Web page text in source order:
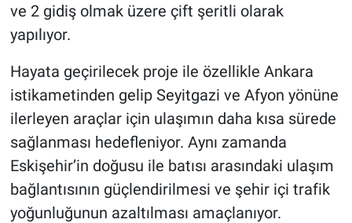
ve 2 gidiş olmak üzere çift şeritli olarak
yapılıyor.
Hayata geçirilecek proje ile özellikle Ankara
istikametinden gelip Seyitgazi ve Afyon yönüne
ilerleyen araçlar için ulaşımın daha kısa sürede
sağlanması hedefleniyor. Aynı zamanda
Eskişehir’in doğusu ile batısı arasındaki ulaşım
bağlantısının güçlendirilmesi ve şehir içi trafik
yoğunluğunun azaltılması amaçlanıyor.